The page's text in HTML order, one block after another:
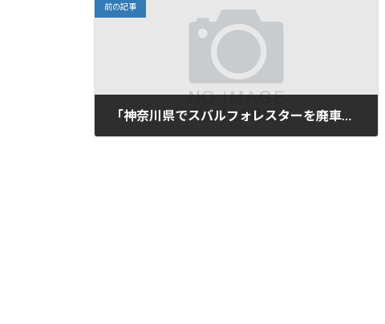
前の記事
「神奈川県でスバルフォレスターを廃車買取｜平成26年式・8万km」